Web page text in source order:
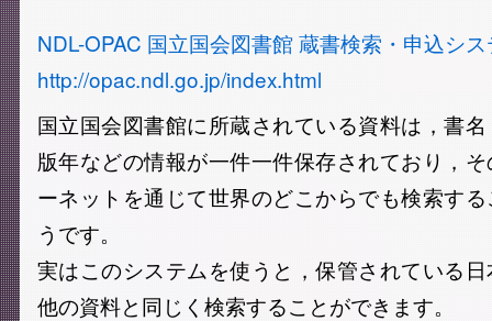
NDL-OPAC 国立国会図書館 蔵書検索・申込シ
http://opac.ndl.go.jp/index.html
国立国会図書館に所蔵されている資料は，書
版年などの情報が一件一件保存されており，
ーネットを通じて世界のどこからでも検索す
うです。
実はこのシステムを使うと，保管されている
他の資料と同じく検索することができます。